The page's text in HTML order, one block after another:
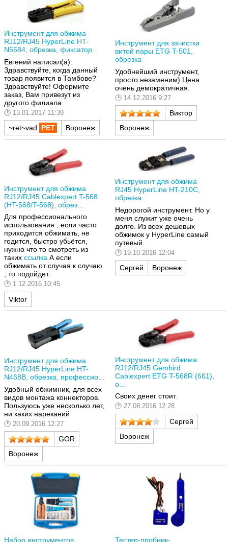
Инструмент для обжима
RJ12/RJ45 HyperLine HT-
N5684, обрезка, фиксатор
Евгений написал(а):
Здравствуйте, когда данный
товар появится в Тамбове?
Здравствуйте! Оформите
заказ, Вам привезут из
другого филиала.
13.01.2017 11:39
~ret~vad Воронеж
Инструмент для зачистки
витой пары ETG T-501,
обрезка
Удобнейший инструмент,
просто незаменим) Цена
очень демократичная.
14.12.2016 9:27
Виктор
Воронеж
Инструмент для обжима
RJ12/RJ45 Cablexpert T-568
(HT-568/T-568), обрез...
Для профессионального
использования , если часто
приходится обжимать, не
годится, быстро убьётся,
нужно что то смотреть из
таких ссылка А если
обжимать от случая к случаю
, то подойдет.
1.12.2016 10:45
Viktor
Инструмент для обжима
RJ45 HyperLine HT-210C,
обрезка
Недорогой инструмент. Но у
меня служит уже очень
долго. Из всех дешевых
обжимок у HyperLine самый
путевый.
19.10.2016 12:04
Сергей Воронеж
Инструмент для обжима
RJ12/RJ45 HyperLine HT-
N468B, обрезка, профессио...
Удобный обжимник, для всех
видов монтажа коннекторов.
Пользуюсь уже несколько лет,
ни каких нареканий
20.09.2016 12:27
GOR
Воронеж
Инструмент для обжима
RJ12/RJ45 Gembird
Cablexpert ETG T-568R (661),
о...
Своих денег стоит.
27.08.2016 12:28
Сергей
Воронеж
Набор инструментов Тестер-пробник-